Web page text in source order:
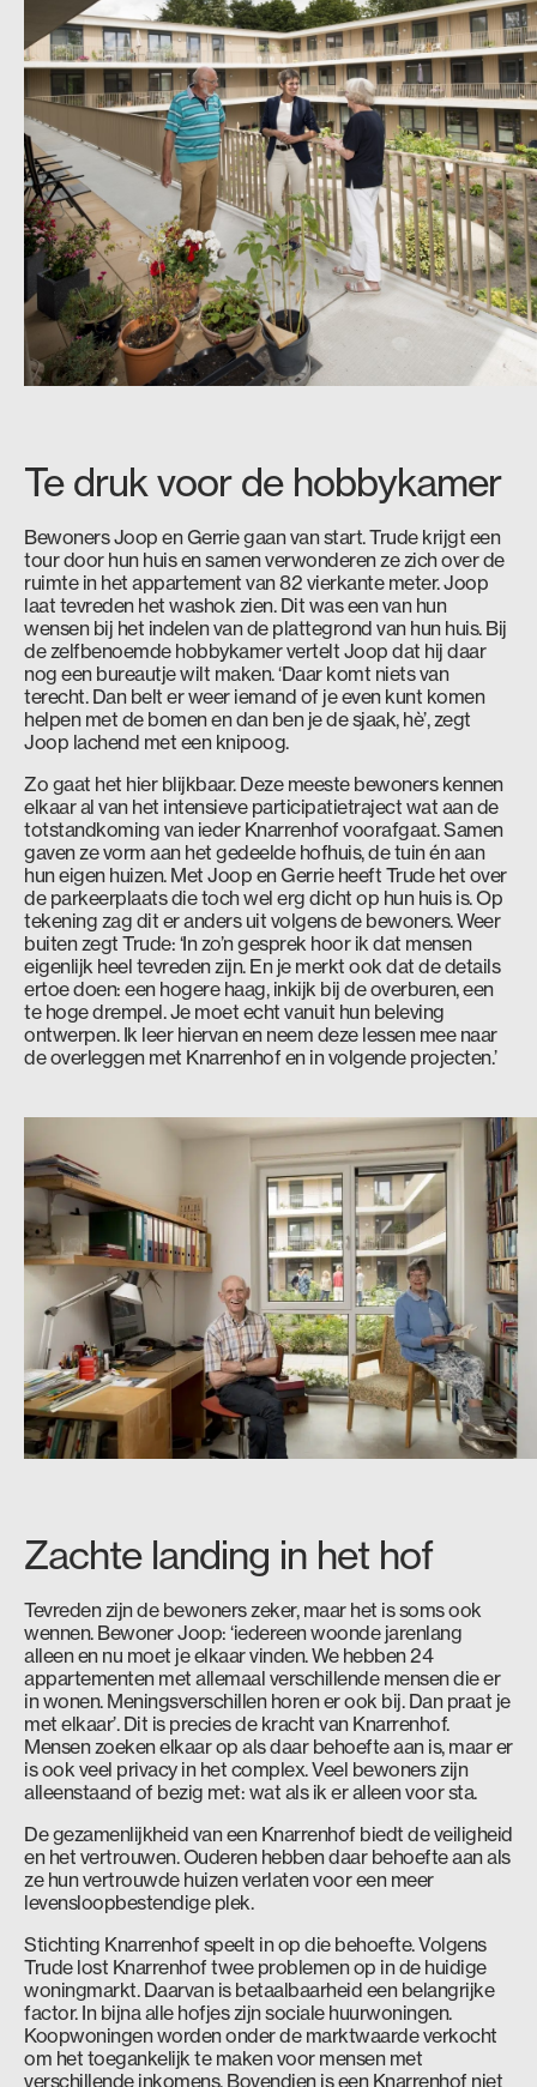
Te druk voor de hobbykamer
Bewoners Joop en Gerrie gaan van start. Trude krijgt een
tour door hun huis en samen verwonderen ze zich over de
ruimte in het appartement van 82 vierkante meter. Joop
laat tevreden het washok zien. Dit was een van hun
wensen bij het indelen van de plattegrond van hun huis. Bij
de zelfbenoemde hobbykamer vertelt Joop dat hij daar
nog een bureautje wilt maken. ‘Daar komt niets van
terecht. Dan belt er weer iemand of je even kunt komen
helpen met de bomen en dan ben je de sjaak, hè’, zegt
Joop lachend met een knipoog.
Zo gaat het hier blijkbaar. Deze meeste bewoners kennen
elkaar al van het intensieve participatietraject wat aan de
totstandkoming van ieder Knarrenhof voorafgaat. Samen
gaven ze vorm aan het gedeelde hofhuis, de tuin én aan
hun eigen huizen. Met Joop en Gerrie heeft Trude het over
de parkeerplaats die toch wel erg dicht op hun huis is. Op
tekening zag dit er anders uit volgens de bewoners. Weer
buiten zegt Trude: ‘In zo’n gesprek hoor ik dat mensen
eigenlijk heel tevreden zijn. En je merkt ook dat de details
ertoe doen: een hogere haag, inkijk bij de overburen, een
te hoge drempel. Je moet echt vanuit hun beleving
ontwerpen. Ik leer hiervan en neem deze lessen mee naar
de overleggen met Knarrenhof en in volgende projecten.’
Zachte landing in het hof
Tevreden zijn de bewoners zeker, maar het is soms ook
wennen. Bewoner Joop: ‘iedereen woonde jarenlang
alleen en nu moet je elkaar vinden. We hebben 24
appartementen met allemaal verschillende mensen die er
in wonen. Meningsverschillen horen er ook bij. Dan praat je
met elkaar’. Dit is precies de kracht van Knarrenhof.
Mensen zoeken elkaar op als daar behoefte aan is, maar er
is ook veel privacy in het complex. Veel bewoners zijn
alleenstaand of bezig met: wat als ik er alleen voor sta.
De gezamenlijkheid van een Knarrenhof biedt de veiligheid
en het vertrouwen. Ouderen hebben daar behoefte aan als
ze hun vertrouwde huizen verlaten voor een meer
levensloopbestendige plek.
Stichting Knarrenhof speelt in op die behoefte. Volgens
Trude lost Knarrenhof twee problemen op in de huidige
woningmarkt. Daarvan is betaalbaarheid een belangrijke
factor. In bijna alle hofjes zijn sociale huurwoningen.
Koopwoningen worden onder de marktwaarde verkocht
om het toegankelijk te maken voor mensen met
verschillende inkomens. Bovendien is een Knarrenhof niet